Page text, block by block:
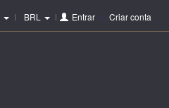
BRL Entrar ou Criar conta